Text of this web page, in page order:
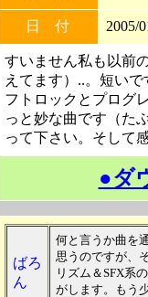
日 付 2005/
すいません私も以前
えてます）..。短い
フトロックとプログ
っと妙な曲です（た
って下さい。そして
●ダ
ばろ
ん
何と言うか曲を
思うのですが、
リズム＆SFX系
がします。もう